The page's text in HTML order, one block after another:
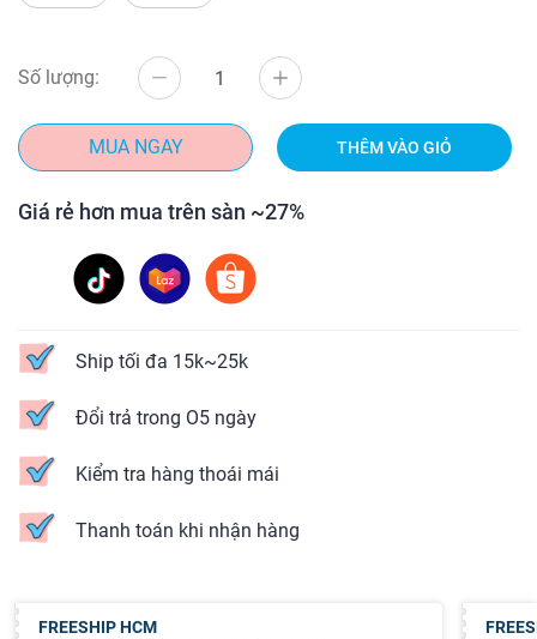
Số lượng:
MUA NGAY THÊM VÀO GIỎ
Giá rẻ hơn mua trên sàn ~27%
Ship tối đa 15k~25k
Đổi trả trong O5 ngày
Kiểm tra hàng thoái mái
Thanh toán khi nhận hàng
FREESHIP HCM